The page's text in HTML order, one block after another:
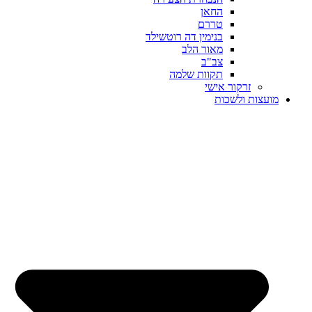
החאן
טררם
בנימין דה רוטשילד
מאור הלב
צב"ב
תקוות שלמה
זרקור אישי
מועצות ולשכות